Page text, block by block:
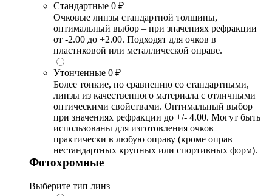
Стандартные 0 ₽
Очковые линзы стандартной толщины,
оптимальный выбор – при значениях рефракции
от -2.00 до +2.00. Подходят для очков в
пластиковой или металлической оправе.
Утонченные 0 ₽
Более тонкие, по сравнению со стандартными,
линзы из качественного материала с отличными
оптическими свойствами. Оптимальный выбор
при значениях рефракции до +/- 4.00. Могут быть
использованы для изготовления очков
практически в любую оправу (кроме оправ
нестандартных крупных или спортивных форм).
Фотохромные
Выберите тип линз